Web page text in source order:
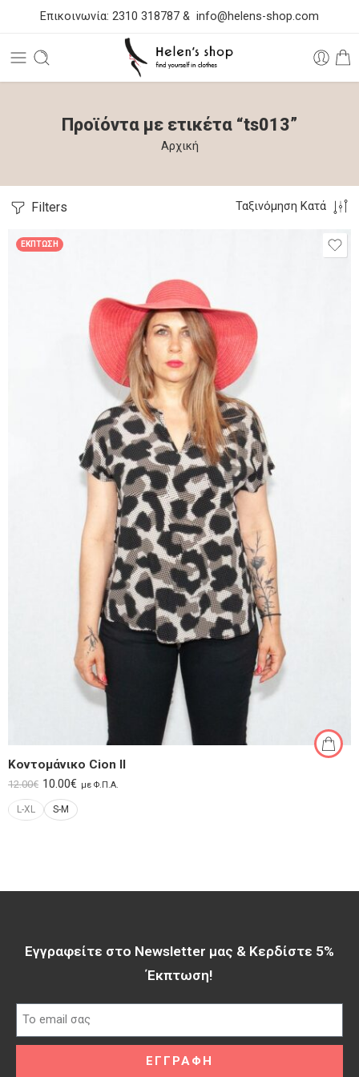
Επικοινωνία: 2310 318787 & info@helens-shop.com
Προϊόντα με ετικέτα “ts013”
Αρχική
Filters Ταξινόμηση Κατά
ΈΚΠΤΩΣΗ
Κοντομάνικο Cion II
12.00€ 10.00€ με Φ.Π.Α.
L-XL S-M
Εγγραφείτε στο Newsletter μας & Κερδίστε 5%
Έκπτωση!​
ΕΓΓΡΑΦΗ